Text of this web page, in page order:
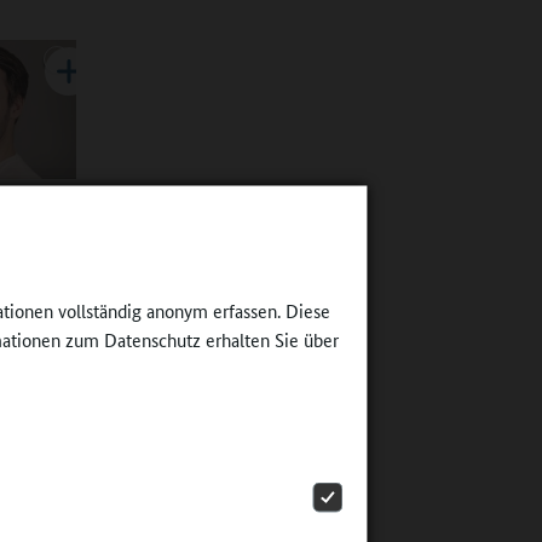
vollständig anonym erfassen. Diese
zum Datenschutz erhalten Sie über
tätigt.
nun